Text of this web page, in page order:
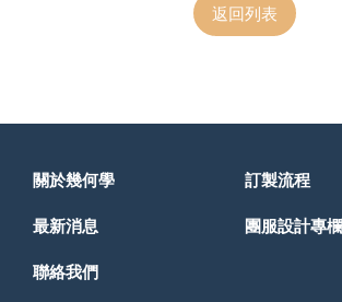
返回列表
關於幾何學 訂製流程
最新消息 團服設計專欄
聯絡我們